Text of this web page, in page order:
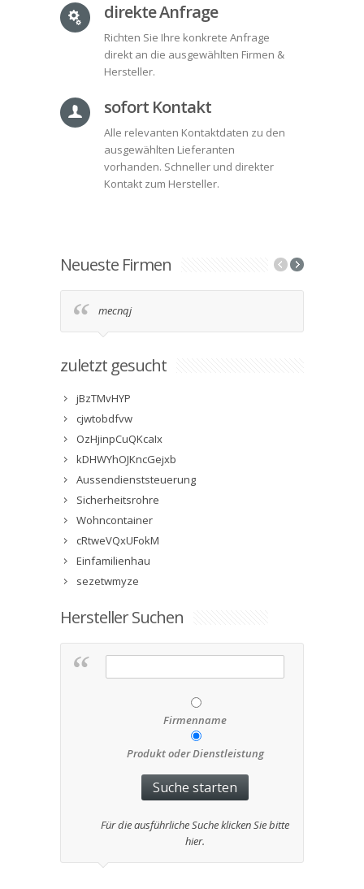
direkte Anfrage
Richten Sie Ihre konkrete Anfrage
direkt an die ausgewählten Firmen &
Hersteller.
sofort Kontakt
Alle relevanten Kontaktdaten zu den
ausgewählten Lieferanten
vorhanden. Schneller und direkter
Kontakt zum Hersteller.
Neueste Firmen
mecnqj
zuletzt gesucht
jBzTMvHYP
cjwtobdfvw
OzHjinpCuQKcaIx
kDHWYhOJKncGejxb
Aussendienststeuerung
Sicherheitsrohre
Wohncontainer
cRtweVQxUFokM
Einfamilienhau
sezetwmyze
Hersteller Suchen
Firmenname
Produkt oder Dienstleistung
Für die ausführliche Suche klicken Sie bitte
hier.